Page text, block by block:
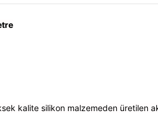
kalite silikon malzemeden üretilen